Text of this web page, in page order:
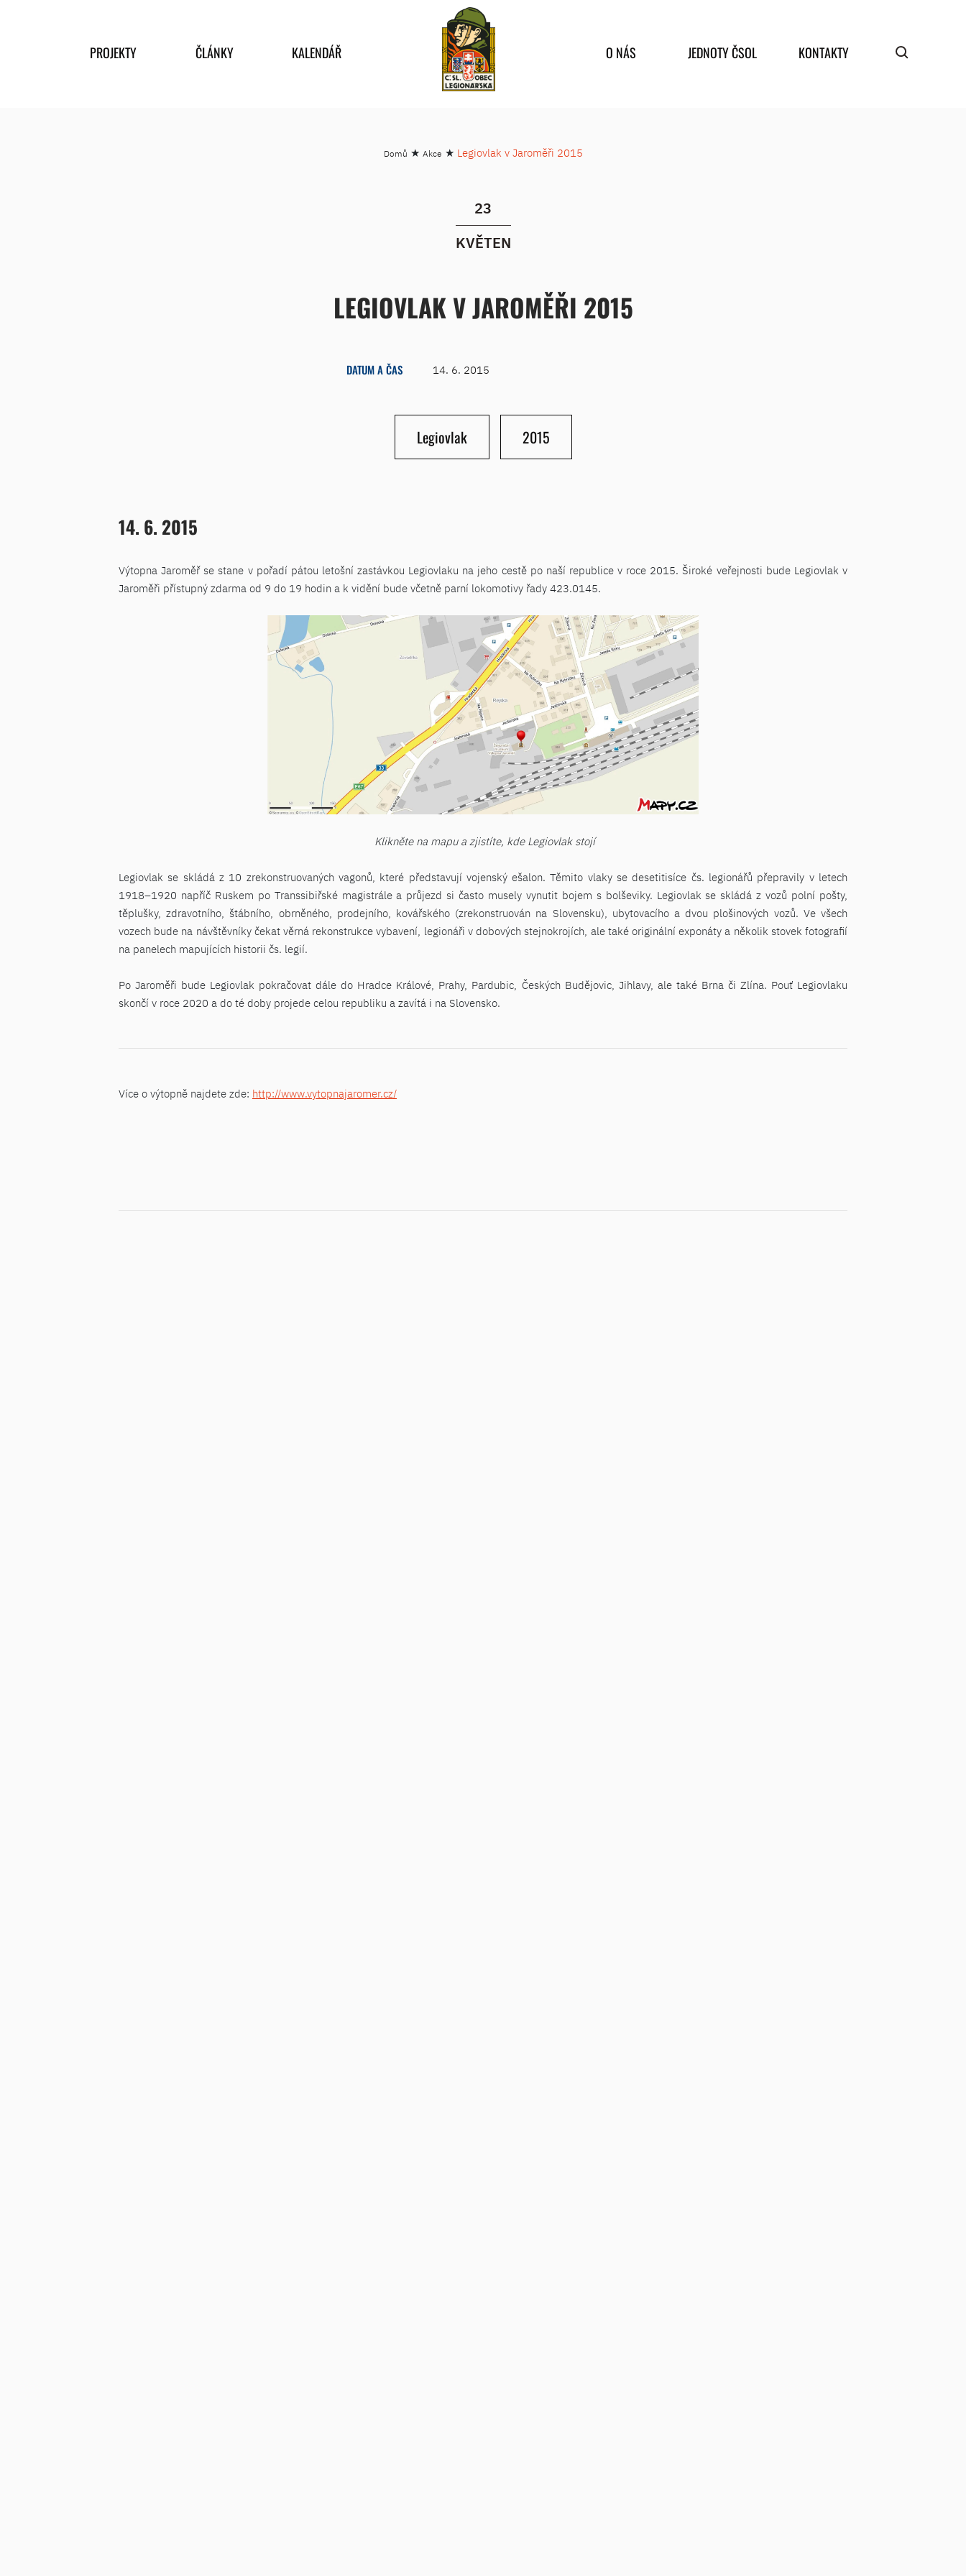
PROJEKTY ČLÁNKY KALENDÁŘ O NÁS JEDNOTY ČSOL KONTAKTY
Domů ★ Akce ★ Legiovlak v Jaroměři 2015
23
KVĚTEN
LEGIOVLAK V JAROMĚŘI 2015
DATUM A ČAS 14. 6. 2015
Legiovlak 2015
14. 6. 2015
Výtopna Jaroměř se stane v pořadí pátou letošní zastávkou Legiovlaku na jeho cestě po naší republice v roce 2015. Široké veřejnosti bude Legiovlak v
Jaroměři přístupný zdarma od 9 do 19 hodin a k vidění bude včetně parní lokomotivy řady 423.0145.
Klikněte na mapu a zjistíte, kde Legiovlak stojí
Legiovlak se skládá z 10 zrekonstruovaných vagonů, které představují vojenský ešalon. Těmito vlaky se desetitisíce čs. legionářů přepravily v letech
1918–1920 napříč Ruskem po Transsibiřské magistrále a průjezd si často musely vynutit bojem s bolševiky. Legiovlak se skládá z vozů polní pošty,
těplušky, zdravotního, štábního, obrněného, prodejního, kovářského (zrekonstruován na Slovensku), ubytovacího a dvou plošinových vozů. Ve všech
vozech bude na návštěvníky čekat věrná rekonstrukce vybavení, legionáři v dobových stejnokrojích, ale také originální exponáty a několik stovek fotografií
na panelech mapujících historii čs. legií.
Po Jaroměři bude Legiovlak pokračovat dále do Hradce Králové, Prahy, Pardubic, Českých Budějovic, Jihlavy, ale také Brna či Zlína. Pouť Legiovlaku
skončí v roce 2020 a do té doby projede celou republiku a zavítá i na Slovensko.
Více o výtopně najdete zde: http://www.vytopnajaromer.cz/